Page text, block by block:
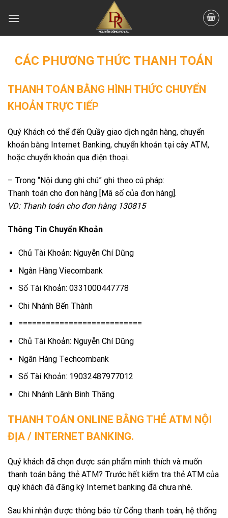
CÁC PHƯƠNG THỨC THANH TOÁN
THANH TOÁN BẰNG HÌNH THỨC CHUYỂN
KHOẢN TRỰC TIẾP
Quý Khách có thể đến Quầy giao dịch ngân hàng, chuyển
khoản bằng Internet Banking, chuyển khoản tại cây ATM,
hoặc chuyển khoản qua điện thoại.
– Trong “Nội dung ghi chú” ghi theo cú pháp:
Thanh toán cho đơn hàng [Mã số của đơn hàng].
VD: Thanh toán cho đơn hàng 130815
Thông Tin Chuyển Khoản
Chủ Tài Khoản: Nguyễn Chí Dũng
Ngân Hàng Viecombank
Số Tài Khoản: 0331000447778
Chi Nhánh Bến Thành
===========================
Chủ Tài Khoản: Nguyễn Chí Dũng
Ngân Hàng Techcombank
Số Tài Khoản: 19032487977012
Chi Nhánh Lãnh Binh Thăng
THANH TOÁN ONLINE BẰNG THẺ ATM NỘI
ĐỊA / INTERNET BANKING.
Quý khách đã chọn được sản phẩm mình thích và muốn
thanh toán bằng thẻ ATM? Trước hết kiểm tra thẻ ATM của
quý khách đã đăng ký Internet banking đã chưa nhé.
Sau khi nhận được thông báo từ Cổng thanh toán, hệ thống